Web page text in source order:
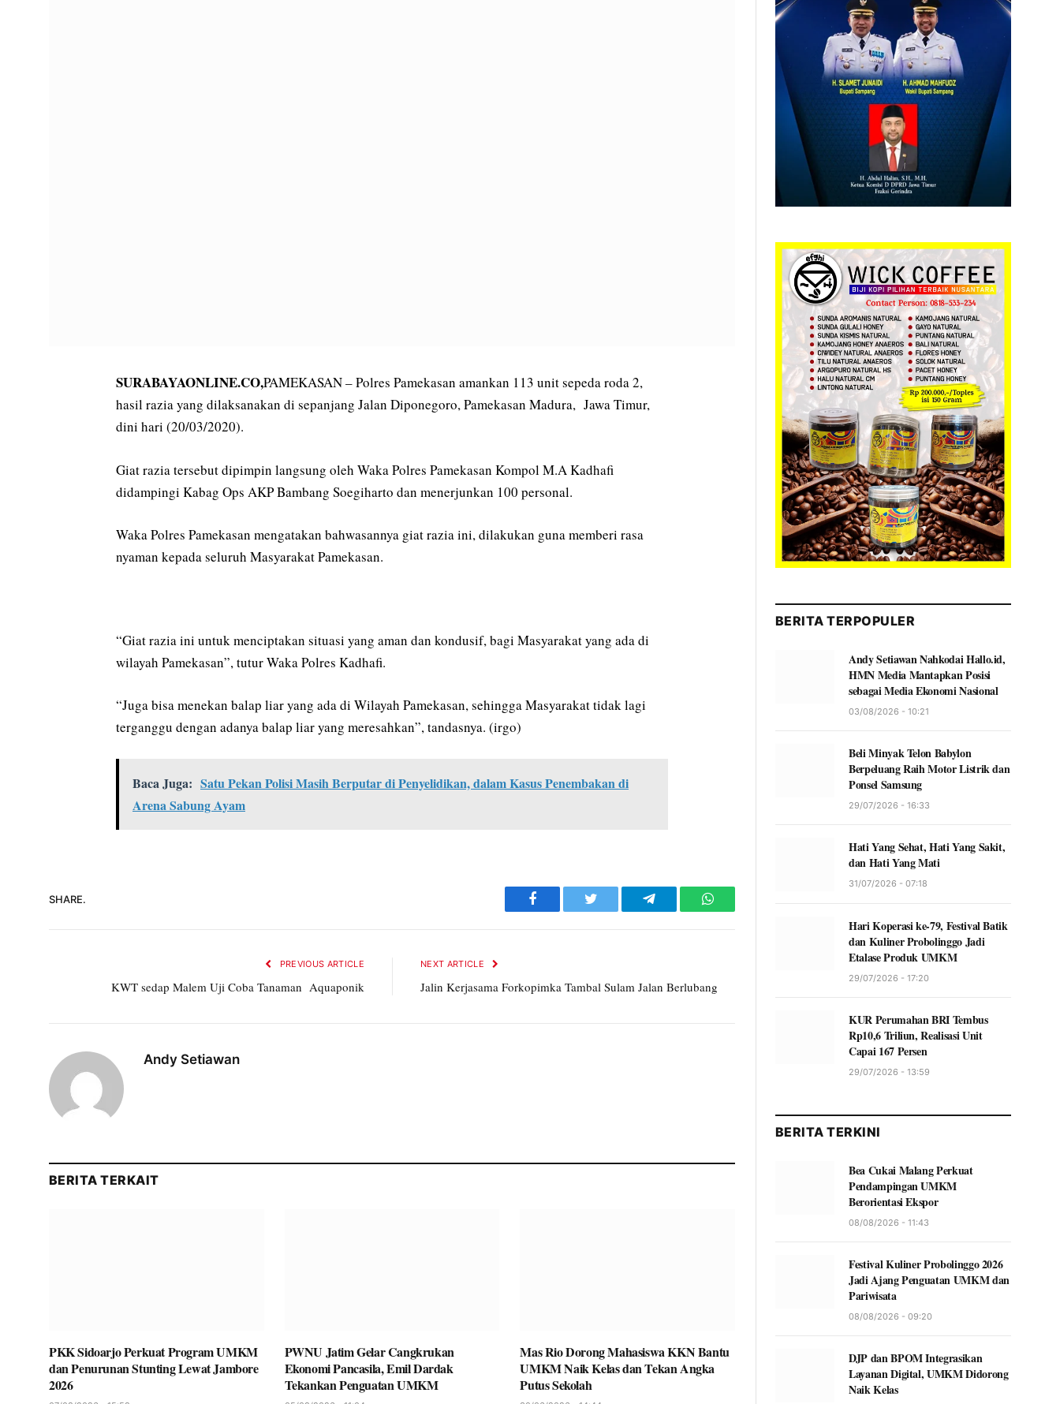
SURABAYAONLINE.CO,PAMEKASAN – Polres Pamekasan amankan 113 unit sepeda roda 2,
hasil razia yang dilaksanakan di sepanjang Jalan Diponegoro, Pamekasan Madura, Jawa Timur,
dini hari (20/03/2020).
Giat razia tersebut dipimpin langsung oleh Waka Polres Pamekasan Kompol M.A Kadhafi
didampingi Kabag Ops AKP Bambang Soegiharto dan menerjunkan 100 personal.
Waka Polres Pamekasan mengatakan bahwasannya giat razia ini, dilakukan guna memberi rasa
nyaman kepada seluruh Masyarakat Pamekasan.
“Giat razia ini untuk menciptakan situasi yang aman dan kondusif, bagi Masyarakat yang ada di
wilayah Pamekasan”, tutur Waka Polres Kadhafi.
“Juga bisa menekan balap liar yang ada di Wilayah Pamekasan, sehingga Masyarakat tidak lagi
terganggu dengan adanya balap liar yang meresahkan”, tandasnya. (irgo)
Baca Juga: Satu Pekan Polisi Masih Berputar di Penyelidikan, dalam Kasus Penembakan di
Arena Sabung Ayam
SHARE.
Facebook Twitter Telegram WhatsApp
PREVIOUS ARTICLE
KWT sedap Malem Uji Coba Tanaman Aquaponik
NEXT ARTICLE
Jalin Kerjasama Forkopimka Tambal Sulam Jalan Berlubang
Andy Setiawan
BERITA TERKAIT
PKK Sidoarjo Perkuat Program UMKM
dan Penurunan Stunting Lewat Jambore
2026
PWNU Jatim Gelar Cangkrukan
Ekonomi Pancasila, Emil Dardak
Tekankan Penguatan UMKM
Mas Rio Dorong Mahasiswa KKN Bantu
UMKM Naik Kelas dan Tekan Angka
Putus Sekolah
BERITA TERPOPULER
Andy Setiawan Nahkodai Hallo.id,
HMN Media Mantapkan Posisi
sebagai Media Ekonomi Nasional
03/08/2026 - 10:21
Beli Minyak Telon Babylon
Berpeluang Raih Motor Listrik dan
Ponsel Samsung
29/07/2026 - 16:33
Hati Yang Sehat, Hati Yang Sakit,
dan Hati Yang Mati
31/07/2026 - 07:18
Hari Koperasi ke-79, Festival Batik
dan Kuliner Probolinggo Jadi
Etalase Produk UMKM
29/07/2026 - 17:20
KUR Perumahan BRI Tembus
Rp10,6 Triliun, Realisasi Unit
Capai 167 Persen
29/07/2026 - 13:59
BERITA TERKINI
Bea Cukai Malang Perkuat
Pendampingan UMKM
Berorientasi Ekspor
08/08/2026 - 11:43
Festival Kuliner Probolinggo 2026
Jadi Ajang Penguatan UMKM dan
Pariwisata
08/08/2026 - 09:20
DJP dan BPOM Integrasikan
Layanan Digital, UMKM Didorong
Naik Kelas